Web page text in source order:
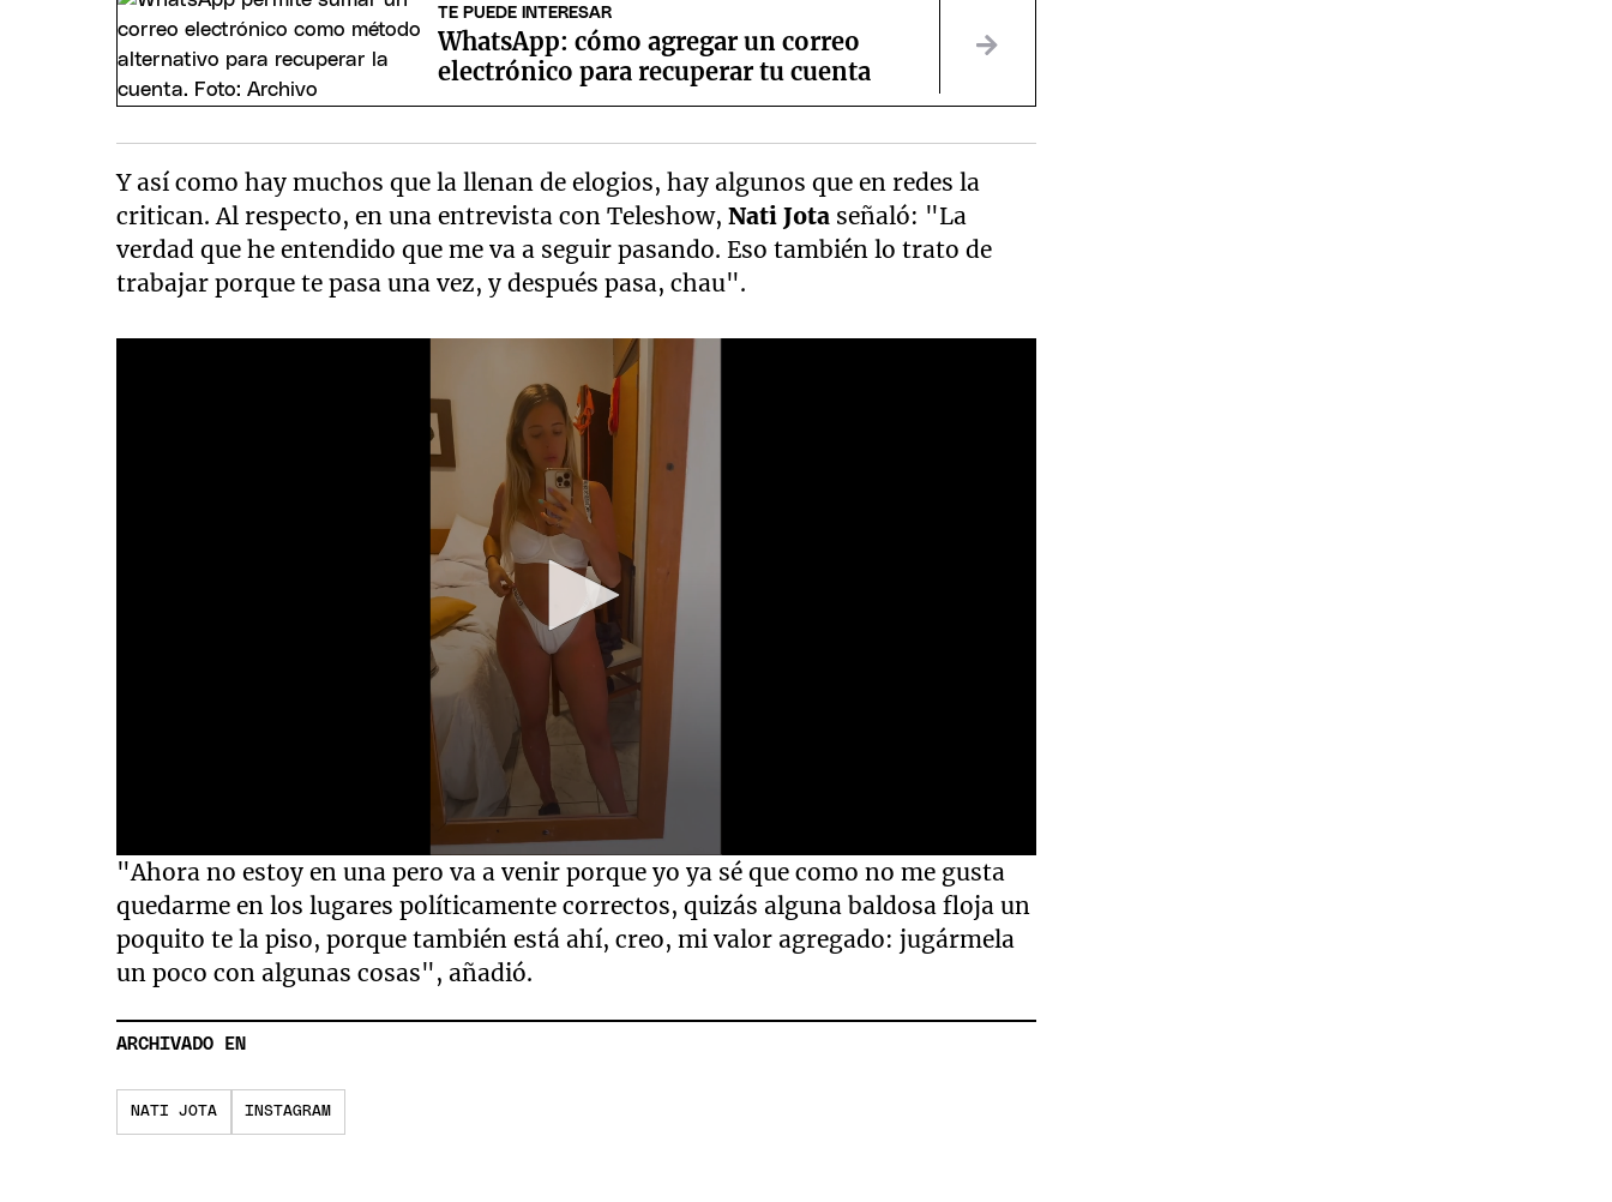
TE PUEDE INTERESAR
WhatsApp: cómo agregar un correo
electrónico para recuperar tu cuenta
Y así como hay muchos que la llenan de elogios, hay algunos que en redes la
critican. Al respecto, en una entrevista con Teleshow,Nati Jota señaló: "La
verdad que he entendido que me va a seguir pasando. Eso también lo trato de
trabajar porque te pasa una vez, y después pasa, chau".
0
seconds
of
32
secondsVolume
90%
"Ahora no estoy en una pero va a venir porque yo ya sé que como no me gusta
quedarme en los lugares políticamente correctos, quizás alguna baldosa floja un
poquito te la piso, porque también está ahí, creo, mi valor agregado: jugármela
un poco con algunas cosas", añadió.
ARCHIVADO EN
NATI JOTA INSTAGRAM